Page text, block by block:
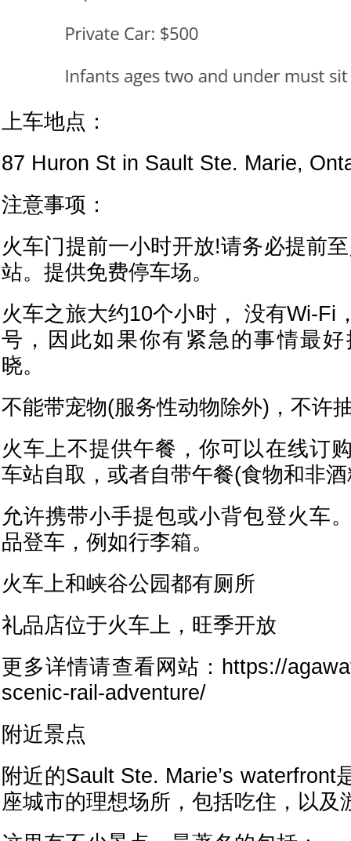
上车地点：
87 Huron St in Sault Ste. Marie,
注意事项：
火车门提前一小时开放!请务必提前
站。提供免费停车场。
火车之旅大约10个小时， 没有Wi-Fi
号，因此如果你有紧急的事情最
晓。
不能带宠物(服务性动物除外)，不许
火车上不提供午餐，你可以在线订
车站自取，或者自带午餐(食物和非
允许携带小手提包或小背包登火车
品登车，例如行李箱。
火车上和峡谷公园都有厕所
礼品店位于火车上，旺季开放
更多详情请查看网站：https://
scenic-rail-adventure/
附近景点
附近的Sault Ste. Marie’s waterfront
座城市的理想场所，包括吃住，以及